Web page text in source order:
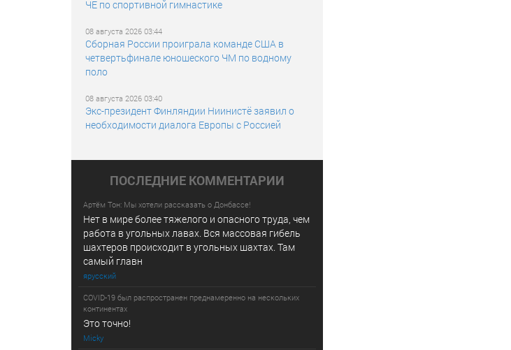
ЧЕ по спортивной гимнастике
08 августа 2026 03:44
Сборная России проиграла команде США в
четвертьфинале юношеского ЧМ по водному
поло
08 августа 2026 03:40
Экс-президент Финляндии Ниинистё заявил о
необходимости диалога Европы с Россией
ПОСЛЕДНИE КОММЕНТАРИИ
Артём Тон: Мы хотели рассказать о Донбассе!
Нет в мире более тяжелого и опасного труда, чем
работа в угольных лавах. Вся массовая гибель
шахтеров происходит в угольных шахтах. Там
самый главн
ярусский
COVID-19 был распространен преднамеренно на нескольких
континентах
Это точно!
Micky